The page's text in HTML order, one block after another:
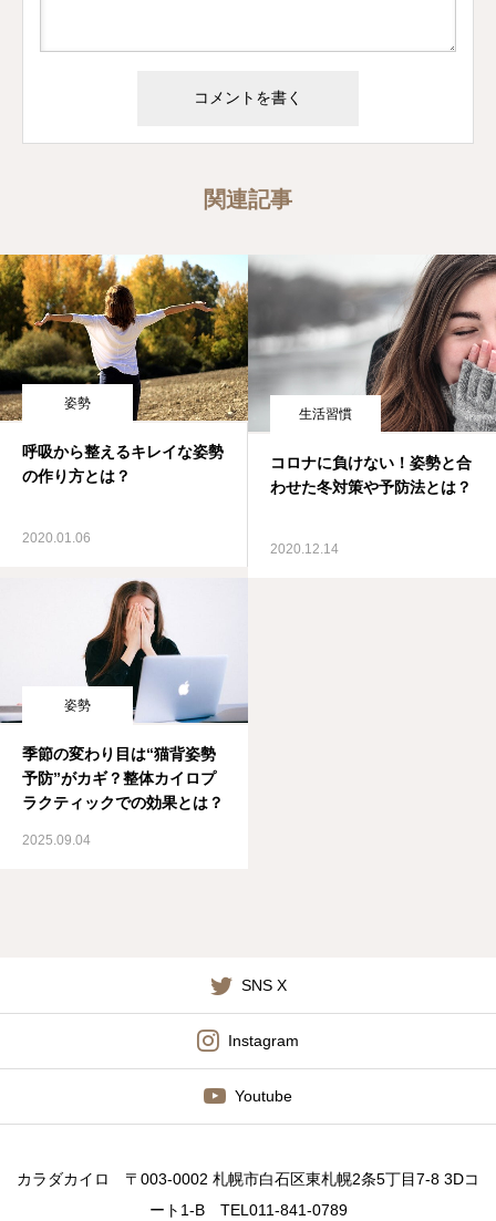
関連記事
姿勢
呼吸から整えるキレイな姿勢
の作り方とは？
2020.01.06
生活習慣
コロナに負けない！姿勢と合
わせた冬対策や予防法とは？
2020.12.14
姿勢
季節の変わり目は“猫背姿勢
予防”がカギ？整体カイロプ
ラクティックでの効果とは？
2025.09.04
SNS X
Instagram
Youtube
カラダカイロ 〒003-0002 札幌市白石区東札幌2条5丁目7-8 3Dコ
ート1-B TEL011-841-0789